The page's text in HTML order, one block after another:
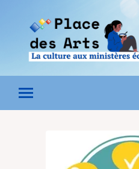
Toggle
mobile